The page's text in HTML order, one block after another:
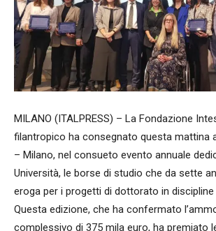
MILANO (ITALPRESS) – La Fondazione
filantropico ha consegnato questa mattina
– Milano, nel consueto evento annuale
Università, le borse di studio che da sette
eroga per i progetti di dottorato in
Questa edizione, che ha confermato
complessivo di 375 mila euro, ha premiato